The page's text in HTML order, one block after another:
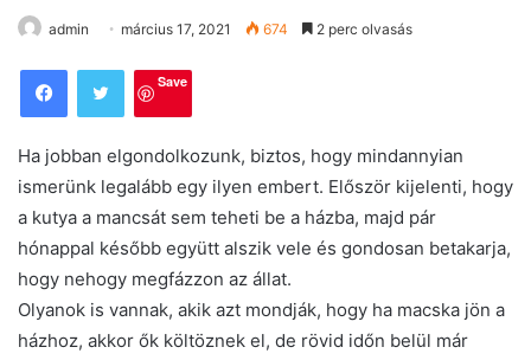
admin március 17, 2021 674 2 perc olvasás
Save
Ha jobban elgondolkozunk, biztos, hogy mindannyian
ismerünk legalább egy ilyen embert. Először kijelenti, hogy
a kutya a mancsát sem teheti be a házba, majd pár
hónappal később együtt alszik vele és gondosan betakarja,
hogy nehogy megfázzon az állat.
Olyanok is vannak, akik azt mondják, hogy ha macska jön a
házhoz, akkor ők költöznek el, de rövid időn belül már